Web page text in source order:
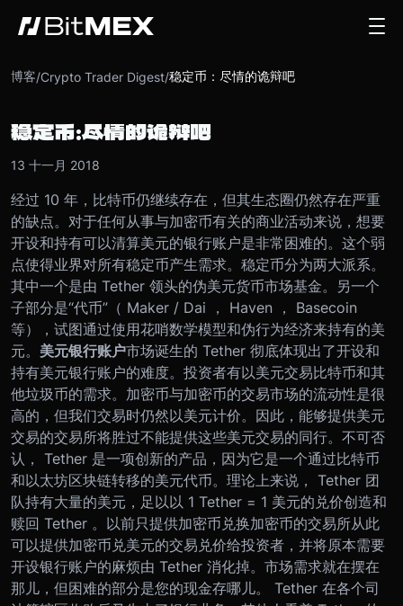
博客/Crypto Trader Digest/稳定币：尽情的诡辩吧
稳定币：尽情的诡辩吧
13 十一月 2018
经过 10 年，比特币仍继续存在，但其生态圈仍然存在严重
的缺点。对于任何从事与加密币有关的商业活动来说，想要
开设和持有可以清算美元的银行账户是非常困难的。这个弱
点使得业界对所有稳定币产生需求。 稳定币分为两大派系。
其中一个是由 Tether 领头的伪美元货币市场基金。另一个
子部分是“代币”（ Maker / Dai ， Haven ， Basecoin
等），试图通过使用花哨数学模型和伪行为经济来持有的美
元。 美元银行账户市场诞生的 Tether 彻底体现出了开设和
持有美元银行账户的难度。投资者有以美元交易比特币和其
他垃圾币的需求。加密币与加密币的交易市场的流动性是很
高的，但我们交易时仍然以美元计价。因此，能够提供美元
交易的交易所将胜过不能提供这些美元交易的同行。 不可否
认， Tether 是一项创新的产品，因为它是一个通过比特币
和以太坊区块链转移的美元代币。理论上来说， Tether 团
队持有大量的美元，足以以 1 Tether = 1 美元的兑价创造和
赎回 Tether 。以前只提供加密币兑换加密币的交易所从此
可以提供加密币兑美元的交易兑价给投资者，并将原本需要
开设银行账户的麻烦由 Tether 消化掉。 市场需求就在摆在
那儿，但困难的部分是您的现金存哪儿。 Tether 在各个司